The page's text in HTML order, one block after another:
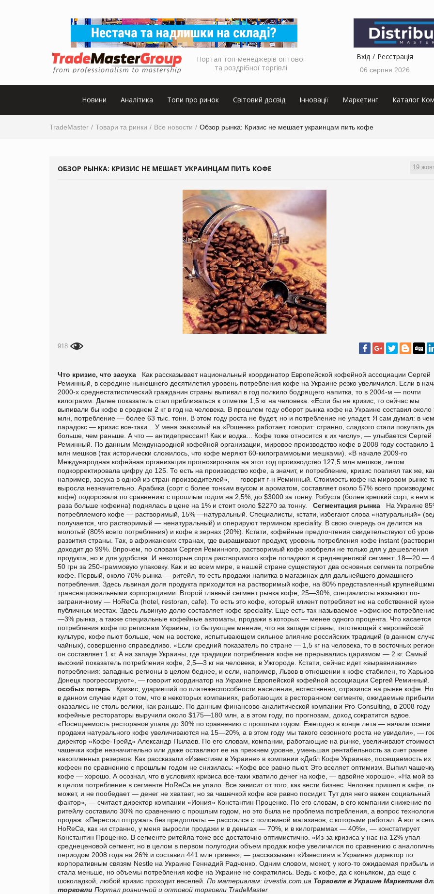
Портал топ-менеджерів оптової
та роздрібної торгівлі
Вхід Реєстрація
06 серпня 2026
Новини Аналітика Топи про ринок Світовий досвід Інновації Маркетинг Каталог
TradeMaster Товари та ринки Все новости Обзор рынка: Кризис не мешает украинцам пить кофе
19
ОБЗОР РЫНКА: КРИЗИС НЕ МЕШАЕТ УКРАИНЦАМ ПИТЬ КОФЕ
918
Что кризис, что засуха Как рассказывает национальный координатор Европейской кофейной ассоциации Сергей
Реминный, в середине нынешнего десятилетия уровень потребления кофе на Украине резко увеличился. Если в
2000-х среднестатистический гражданин страны выпивал в год полкило бодрящего напитка, то в 2004-м — почти
килограмм. Далее показатель стал приближаться к отметке 1,5 кг на человека. «Если бы не кризис, то сейчас мы
выпивали бы кофе в среднем 2 кг в год на человека. В прошлом году оборот рынка кофе на Украине составил около
млн, потребление — более 63 тыс. тонн. В этом году роста не будет, но и потребление не упадет. Я сам думал: в чем
парадокс — кризис все-таки... У меня знакомый на «Рошене» работает, говорит: странно, сладкого стали покупать
больше, чем раньше. А что — антидепрессант! Как и водка... Кофе тоже относится к их числу», — улыбается Сергей
Реминный. По данным Международной кофейной организации, мировое производство кофе в 2008 году составило
млн мешков (так исторически сложилось, что кофе меряют 60-килограммоыми мешками). «В начале 2009-го
Международная кофейная организация прогнозировала на этот год производство 127,5 млн мешков, летом
подкорректировала цифру до 125. То есть на производство кофе, а значит, и потребление, кризис повлиял так же,
например, засуха в одной из стран-производителей», — говорит г-н Реминный. Стоимость кофе на мировом рынке
выросла незначительно. Арабика (сорт с более тонким вкусом и ароматом, составляет около 57% всего
кофе) подорожала по сравнению с прошлым годом на 2,5%, до $3000 за тонну. Робуста (более крепкий сорт, в нем
раза больше кофеина) поднялась в цене на 1% и стоит около $2270 за тонну. Сегментация рынка На Украине
потребляемого кофе — растворимый, 15% —натуральный. Специалисты, кстати, избегают слова «натуральный»
получается, что растворимый — ненатуральный) и оперируют термином speciality. В свою очередь он делится на
молотый (80% всего потребления) и кофе в зернах (20%). Кстати, кофейные предпочтения свидетельствуют об
развития страны. Так, в африканских странах, где выращивают продукт, уровень потребления кофе instant
доходит до 99%. Впрочем, по словам Сергея Реминного, растворимый кофе изобрели не только для у дешевления
продукта, но и для удобства. И некоторые сорта растворимого кофе попадают в среднеценовой сегмент: 18—20 —
50 грн за 250-граммовую упаковку. Как и во всем мире, в нашей стране существуют два основных сегмента
кофе. Первый, около 70% рынка — ритейл, то есть продажи напитка в магазинах для дальнейшего домашнего
потребления. Здесь львиная доля продукта приходится на растворимый кофе, на 80% представленный
транснациональными корпорациями. Второй главный сегмент рынка кофе, 25—30%, специалисты называют по-
заграничному — HoReCa (hotel, restoran, cafe). То есть это кофе, который клиент потребляет не на собственной
публичных местах. Здесь львиную долю составляет кофе speciality. Еще есть так называемое «офисное
—3% рынка, а также специальные кофейные автоматы, продажи в которых — менее одного процента. Что касается
потребления кофе по регионам Украины, то бытующее мнение, что на западе страны, тяготеющей к европейской
культуре, кофе пьют больше, чем на востоке, испытывающем сильное влияние российских традиций (в данном
чайных), совершенно справедливо. «Если средний показатель по стране — 1,5 кг на человека, то в восточных
он составляет 1 кг. А на западе Украины, где традиции потребления кофе не прерывались царизмом — 2 кг. Самый
высокий показатель потребления кофе, 2,5—3 кг на человека, в Ужгороде. Кстати, сейчас идет «выравнивание»
потребления: западные регионы в целом беднее, и если, например, Львов в отношении к кофе стабилен, то
Донецк прогрессируют», — говорит координатор на Украине Европейской кофейной ассоциации Сергей Реминный.
особых потерь Кризис, ударивший по платежеспособности населения, естественно, отразился на рынке кофе.
в данном случае идет о том, что в некоторых компаниях, работающих в ресторанном сегменте, ожидаемые прибыли
оказались не столь велики, как раньше. По данным финансово-аналитической компании Pro-Consulting, в 2008 году
кофейные рестораторы выручили около $175—180 млн, а в этом году, по прогнозам, доход сократится вдвое.
«Посещаемость ресторанов упала до 30% по сравнению с прошлым годом. Ежегодно в конце лета — начале осени
продажи натурального кофе увеличиваются на 15—20%, а в этом году мы такого сезонного роста не увидели», —
директор «Кофе-Трейд» Александр Пылаев. По его словам, компании, работающие на рынке, увеличивают
чашечки кофе незначительно или даже оставляют ее на прежнем уровне, уменьшая рентабельность за счет ранее
накопленных резервов. Как рассказали «Известиям в Украине» в компании «Дабл Кофе Украина», посещаемость их
кофеен по сравнению с прошлым годом не снизилась: «Кофе все равно пьют. Это вселяет оптимизм. Выпил
кофе — хорошо. А осознал, что в условиях кризиса все-таки хватило денег на кофе, — вдвойне хорошо». «На мой
в целом потребление в сегменте HoReCa не упало. Все зависит от того, как вести бизнес. Человек пришел в кафе,
может, и не пообедает — денег не хватает, но за чашечкой кофе все равно посидит. Тут для него важен социальный
фактор», — считает директор компании «Иония» Константин Проценко. По его словам, в его компании снижение по
ритейлу составило 30% по сравнению с прошлым годом, но это была не проблема потребления, а вопрос
продаж. «Перестал отгружать без предоплаты — расстался с половиной магазинов, с которыми работал. А вот в
HoReCa, как ни странно, у меня выросли продажи и в деньгах — 70%, и в килограммах — 40%», — констатирует
Константин Проценко. В сегменте ритейла тоже все достаточно оптимистично. «Из-за кризиса у нас на 12% упал
среднеценовой сегмент, но в целом в первом полугодии объем продаж кофе увеличился по сравнению с
периодом 2008 года на 26% и составил 441 млн гривен», — рассказывает «Известиям в Украине» директор по
корпоративным связям Nestle на Украине Геннадий Радченко. Одним словом, может, у кого-то ожидаемая прибыль и
стала меньше, но объемы потребления кофе на Украине не сократились. Ведь с кофе, да с коньяком, да еще с
шоколадкой, любой кризис проходит веселей. По материалам: izvestia.com.ua Торговля в Украине Маркетинг
торговли Портал розничной и оптовой торговли TradeMaster